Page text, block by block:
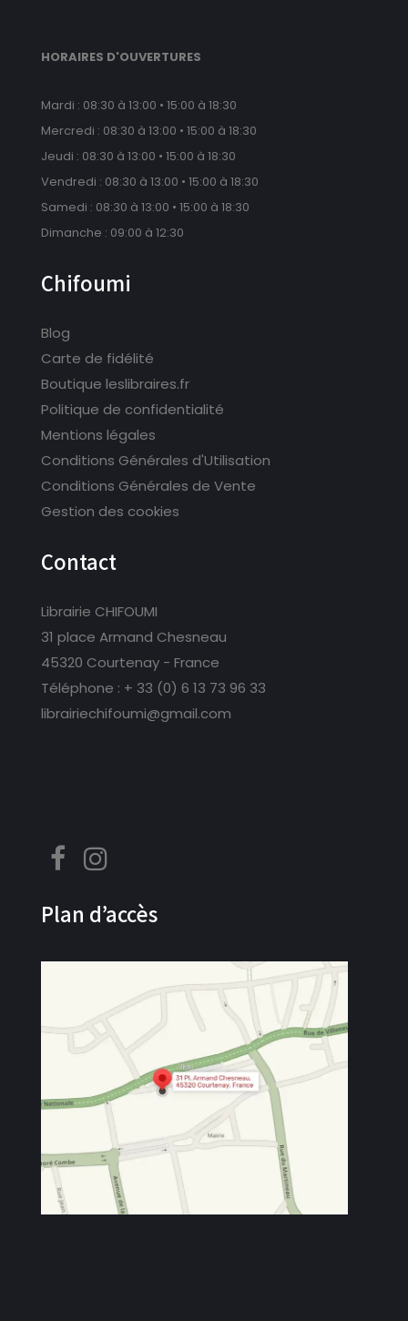
HORAIRES D'OUVERTURES
Mardi : 08:30 à 13:00 • 15:00 à 18:30
Mercredi : 08:30 à 13:00 • 15:00 à 18:30
Jeudi : 08:30 à 13:00 • 15:00 à 18:30
Vendredi : 08:30 à 13:00 • 15:00 à 18:30
Samedi : 08:30 à 13:00 • 15:00 à 18:30
Dimanche : 09:00 à 12:30
Chifoumi
Blog
Carte de fidélité
Boutique leslibraires.fr
Politique de confidentialité
Mentions légales
Conditions Générales d'Utilisation
Conditions Générales de Vente
Gestion des cookies
Contact
Librairie CHIFOUMI
31 place Armand Chesneau
45320 Courtenay - France
Téléphone : + 33 (0) 6 13 73 96 33
librairiechifoumi@gmail.com
Plan d’accès